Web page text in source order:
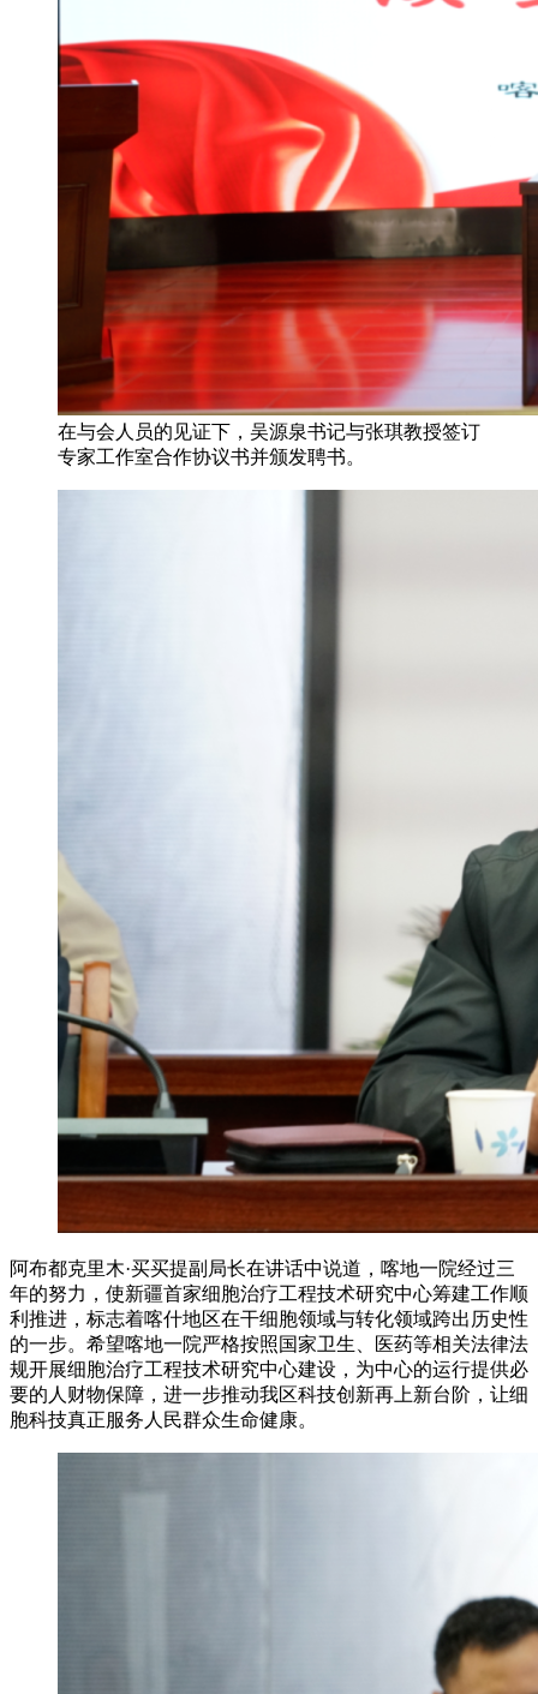
在与会人员的见证下，吴源泉书记与张琪教授签订
专家工作室合作协议书并颁发聘书。
阿布都克里木·买买提副局长在讲话中说道，喀地一院经过三
年的努力，使新疆首家细胞治疗工程技术研究中心筹建工作顺
利推进，标志着喀什地区在干细胞领域与转化领域跨出历史性
的一步。希望喀地一院严格按照国家卫生、医药等相关法律法
规开展细胞治疗工程技术研究中心建设，为中心的运行提供必
要的人财物保障，进一步推动我区科技创新再上新台阶，让细
胞科技真正服务人民群众生命健康。